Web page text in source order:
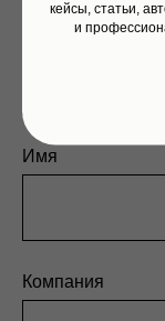
Электронная
Имя
Компания
кейсы, статьи,
и